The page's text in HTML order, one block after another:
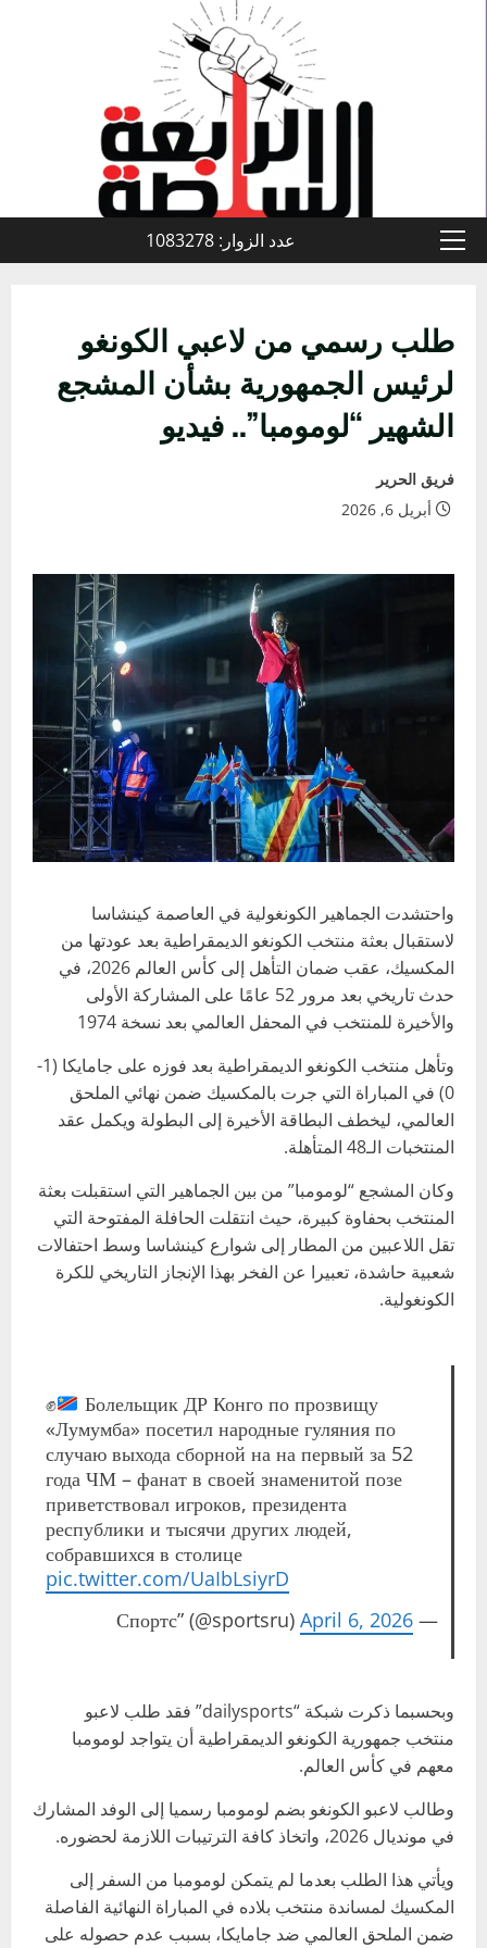
القائمة
عدد الزوار: 1083278
طلب رسمي من لاعبي الكونغو
لرئيس الجمهورية بشأن المشجع
الشهير “لومومبا”.. فيديو
فريق الحرير
أبريل 6, 2026
واحتشدت الجماهير الكونغولية في العاصمة كينشاسا
لاستقبال بعثة منتخب الكونغو الديمقراطية بعد عودتها من
المكسيك، عقب ضمان التأهل إلى كأس العالم 2026، في
حدث تاريخي بعد مرور 52 عامًا على المشاركة الأولى
والأخيرة للمنتخب في المحفل العالمي بعد نسخة 1974
وتأهل منتخب الكونغو الديمقراطية بعد فوزه على جامايكا (1-
0) في المباراة التي جرت بالمكسيك ضمن نهائي الملحق
العالمي، ليخطف البطاقة الأخيرة إلى البطولة ويكمل عقد
المنتخبات الـ48 المتأهلة.
وكان المشجع “لومومبا” من بين الجماهير التي استقبلت بعثة
المنتخب بحفاوة كبيرة، حيث انتقلت الحافلة المفتوحة التي
تقل اللاعبين من المطار إلى شوارع كينشاسا وسط احتفالات
شعبية حاشدة، تعبيرا عن الفخر بهذا الإنجاز التاريخي للكرة
الكونغولية.
✊
Болельщик ДР Конго по прозвищу
«Лумумба» посетил народные гуляния по
случаю выхода сборной на на первый за 52
года ЧМ – фанат в своей знаменитой позе
приветствовал игроков, президента
республики и тысячи других людей,
собравшихся в столице
pic.twitter.com/UaIbLsiyrD
— Спортс” (@sportsru)
April 6, 2026
وبحسبما ذكرت شبكة “dailysports” فقد طلب لاعبو
منتخب جمهورية الكونغو الديمقراطية أن يتواجد لومومبا
معهم في كأس العالم.
وطالب لاعبو الكونغو بضم لومومبا رسميا إلى الوفد المشارك
في مونديال 2026، واتخاذ كافة الترتيبات اللازمة لحضوره.
ويأتي هذا الطلب بعدما لم يتمكن لومومبا من السفر إلى
المكسيك لمساندة منتخب بلاده في المباراة النهائية الفاصلة
ضمن الملحق العالمي ضد جامايكا، بسبب عدم حصوله على